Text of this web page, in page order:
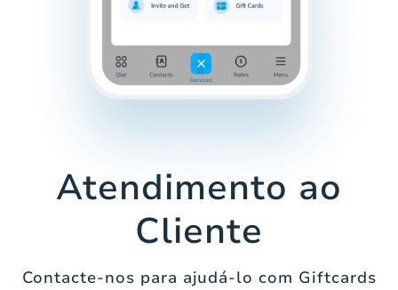
Atendimento ao
Cliente
Contacte-nos para ajudá-lo com Giftcards